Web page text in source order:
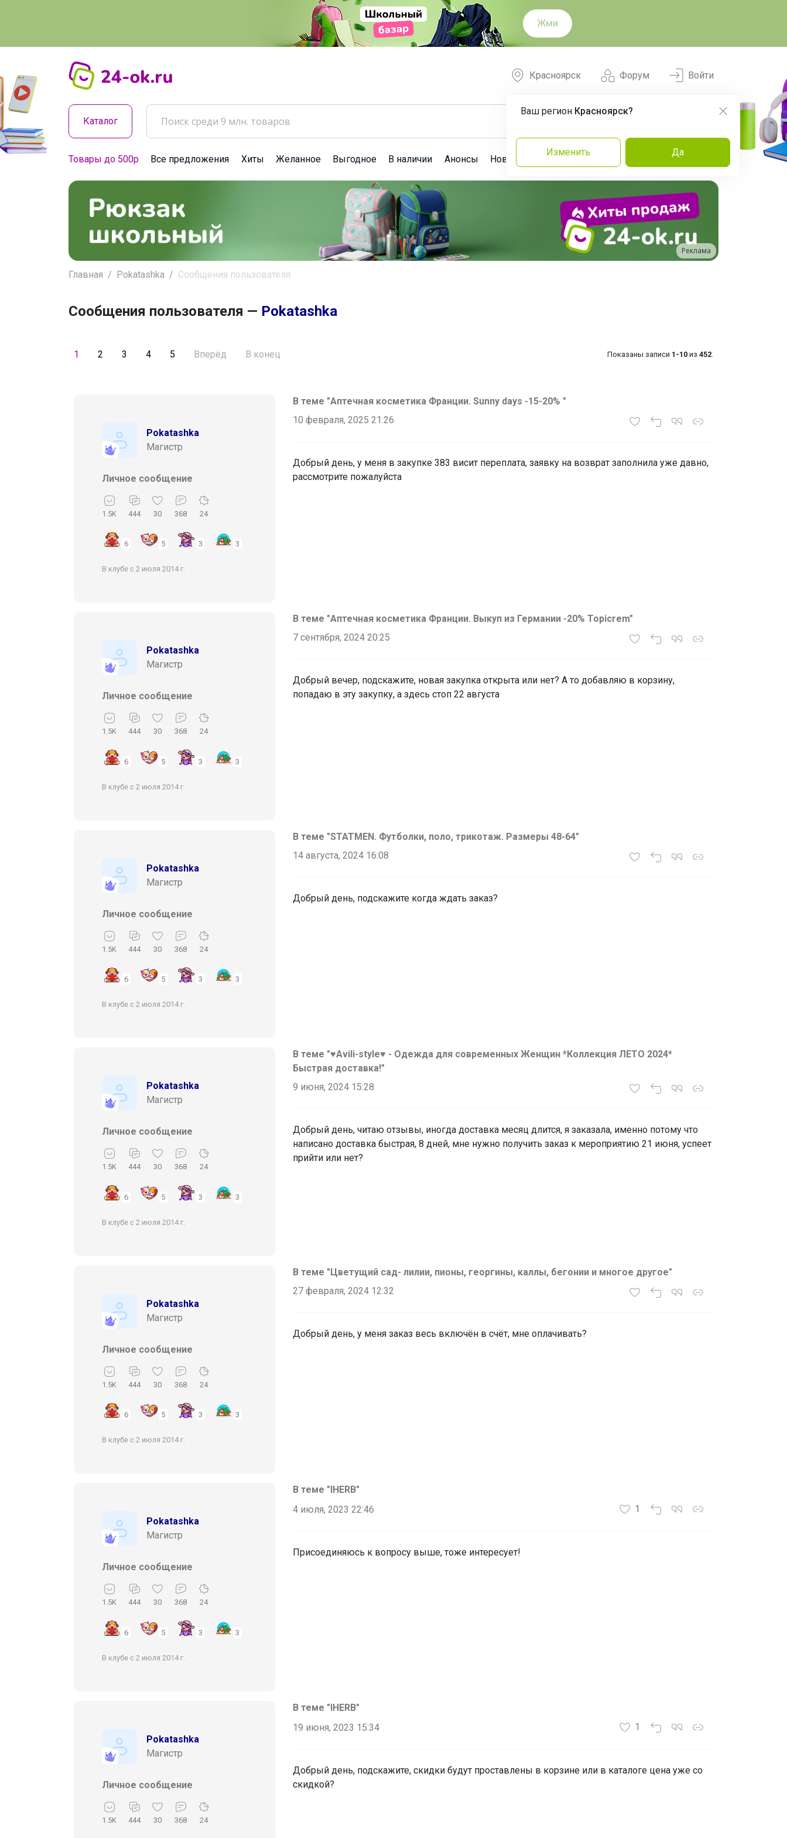
Жми
Форум
Красноярск
Ваш регион Красноярск?
Изменить Да
Войти
Каталог
Товары до 500р Все предложения Хиты Желанное Выгодное В наличии Анонсы Новости Команда Эксперты
Реклама
Главная Pokatashka Сообщения пользователя
Сообщения пользователя — Pokatashka
1 2 3 4 5 Вперёд В конец Показаны записи 1-10 из 452.
Pokatashka
Магистр
Личное сообщение
1.5K 444 30 368 24
6 5 3 3
В клубе с 2 июля 2014 г.
В теме "Аптечная косметика Франции. Sunny days -15-20% "
10 февраля, 2025 21:26
Добрый день, у меня в закупке 383 висит переплата, заявку на возврат заполнила уже давно,
рассмотрите пожалуйста
Pokatashka
Магистр
Личное сообщение
1.5K 444 30 368 24
6 5 3 3
В клубе с 2 июля 2014 г.
В теме "Аптечная косметика Франции. Выкуп из Германии -20% Topicrem"
7 сентября, 2024 20:25
Добрый вечер, подскажите, новая закупка открыта или нет? А то добавляю в корзину,
попадаю в эту закупку, а здесь стоп 22 августа
Pokatashka
Магистр
Личное сообщение
1.5K 444 30 368 24
6 5 3 3
В клубе с 2 июля 2014 г.
В теме "STATMEN. Футболки, поло, трикотаж. Размеры 48-64"
14 августа, 2024 16:08
Добрый день, подскажите когда ждать заказ?
Pokatashka
Магистр
Личное сообщение
1.5K 444 30 368 24
6 5 3 3
В клубе с 2 июля 2014 г.
В теме "♥Аvili-style♥ - Одежда для современных Женщин *Коллекция ЛЕТО 2024*
Быстрая доставка!"
9 июня, 2024 15:28
Добрый день, читаю отзывы, иногда доставка месяц длится, я заказала, именно потому что
написано доставка быстрая, 8 дней, мне нужно получить заказ к мероприятию 21 июня, успеет
прийти или нет?
Pokatashka
Магистр
Личное сообщение
1.5K 444 30 368 24
6 5 3 3
В клубе с 2 июля 2014 г.
В теме "Цветущий сад- лилии, пионы, георгины, каллы, бегонии и многое другое"
27 февраля, 2024 12:32
Добрый день, у меня заказ весь включён в счёт, мне оплачивать?
Pokatashka
Магистр
Личное сообщение
1.5K 444 30 368 24
6 5 3 3
В клубе с 2 июля 2014 г.
В теме "IHERB"
4 июля, 2023 22:46
1
Присоединяюсь к вопросу выше, тоже интересует!
Pokatashka
Магистр
Личное сообщение
1.5K 444 30 368 24
В теме "IHERB"
19 июня, 2023 15:34
1
Добрый день, подскажите, скидки будут проставлены в корзине или в каталоге цена уже со
скидкой?